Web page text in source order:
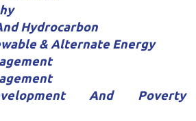
Hydrocarbon
& Alternate Energy
And Poverty